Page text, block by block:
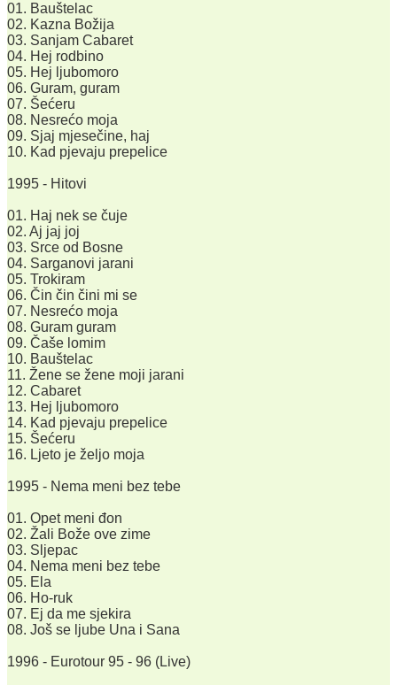
01. Bauštelac
02. Kazna Božija
03. Sanjam Cabaret
04. Hej rodbino
05. Hej ljubomoro
06. Guram, guram
07. Šećeru
08. Nesrećo moja
09. Sjaj mjesečine, haj
10. Kad pjevaju prepelice
1995 - Hitovi
01. Haj nek se čuje
02. Aj jaj joj
03. Srce od Bosne
04. Sarganovi jarani
05. Trokiram
06. Čin čin čini mi se
07. Nesrećo moja
08. Guram guram
09. Čaše lomim
10. Bauštelac
11. Žene se žene moji jarani
12. Cabaret
13. Hej ljubomoro
14. Kad pjevaju prepelice
15. Šećeru
16. Ljeto je željo moja
1995 - Nema meni bez tebe
01. Opet meni đon
02. Žali Bože ove zime
03. Sljepac
04. Nema meni bez tebe
05. Ela
06. Ho-ruk
07. Ej da me sjekira
08. Još se ljube Una i Sana
1996 - Eurotour 95 - 96 (Live)